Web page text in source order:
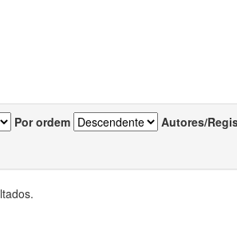
Por ordem Autores/